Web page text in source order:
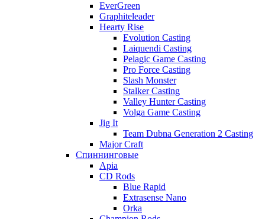
EverGreen
Graphiteleader
Hearty Rise
Evolution Casting
Laiquendi Casting
Pelagic Game Casting
Pro Force Casting
Slash Monster
Stalker Casting
Valley Hunter Casting
Volga Game Casting
Jig It
Team Dubna Generation 2 Casting
Major Craft
Спиннинговые
Apia
CD Rods
Blue Rapid
Extrasense Nano
Orka